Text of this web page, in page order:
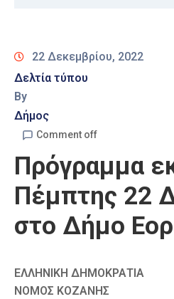
22 Δεκεμβρίου, 2022
Δελτία τύπου
By
Δήμος
Comment off
Πρόγραμμα
Πέμπτης 22
στο Δήμο
ΕΛΛΗΝΙΚΗ ΔΗΜΟΚΡΑΤΙΑ
ΝΟΜΟΣ ΚΟΖΑΝΗΣ